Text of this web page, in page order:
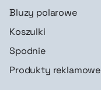
Bluzy polarowe
Koszulki
Spodnie
Produkty reklamowe